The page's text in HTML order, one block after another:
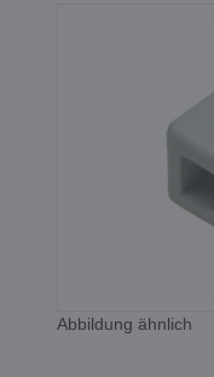
Abbildung ähnlich